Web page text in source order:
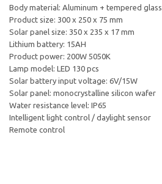
Body material: Aluminum + tempered glass
Product size: 300 x 250 x 75 mm
Solar panel size: 350 x 235 x 17 mm
Lithium battery: 15AH
Product power: 200W 5050K
Lamp model: LED 130 pcs
Solar battery input voltage: 6V/15W
Solar panel: monocrystalline silicon wafer
Water resistance level: IP65
Intelligent light control / daylight sensor
Remote control